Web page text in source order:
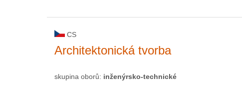
CS
Architektonická tvorba
skupina oborů: inženýrsko-technické